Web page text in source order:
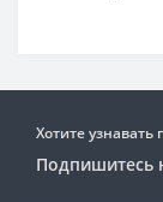
Хотите
Подпишитесь